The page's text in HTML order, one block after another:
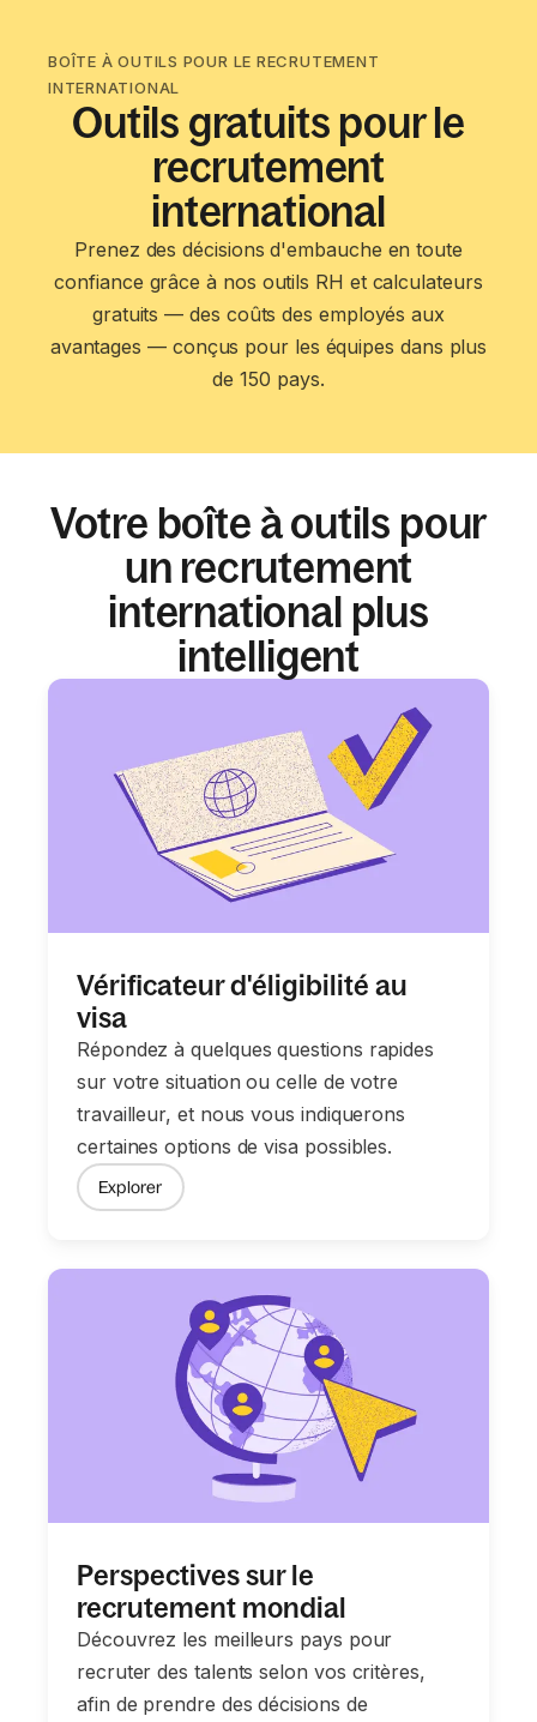
BOÎTE À OUTILS POUR LE RECRUTEMENT
INTERNATIONAL
Outils gratuits pour le
recrutement
international
Prenez des décisions d'embauche en toute
confiance grâce à nos outils RH et calculateurs
gratuits — des coûts des employés aux
avantages — conçus pour les équipes dans plus
de 150 pays.
Votre boîte à outils pour
un recrutement
international plus
intelligent
Vérificateur d'éligibilité au
visa
Répondez à quelques questions rapides
sur votre situation ou celle de votre
travailleur, et nous vous indiquerons
certaines options de visa possibles.
Explorer
Perspectives sur le
recrutement mondial
Découvrez les meilleurs pays pour
recruter des talents selon vos critères,
afin de prendre des décisions de